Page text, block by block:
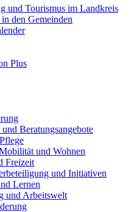
und Tourismus im Landkreis
den Gemeinden
Plus
Beratungsangebote
und Wohnen
Freizeit
und Initiativen
Lernen
und Arbeitswelt